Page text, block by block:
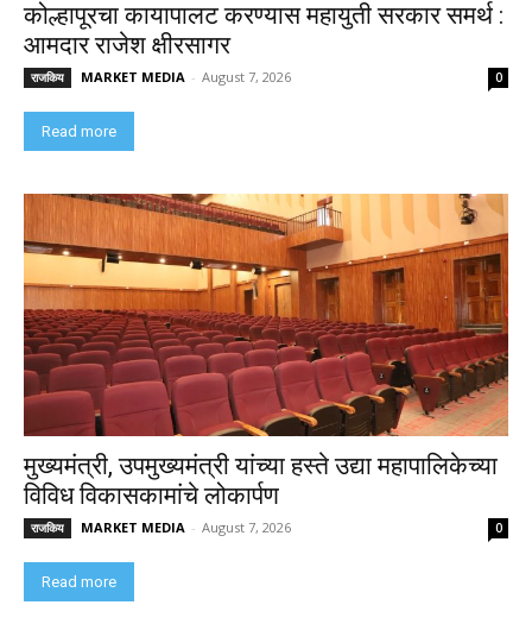
कोल्हापूरचा कायापालट करण्यास महायुती सरकार समर्थ :
आमदार राजेश क्षीरसागर
राजकिय MARKET MEDIA - August 7, 2026 0
Read more
मुख्यमंत्री, उपमुख्यमंत्री यांच्या हस्ते उद्या महापालिकेच्या
विविध विकासकामांचे लोकार्पण
राजकिय MARKET MEDIA - August 7, 2026 0
Read more